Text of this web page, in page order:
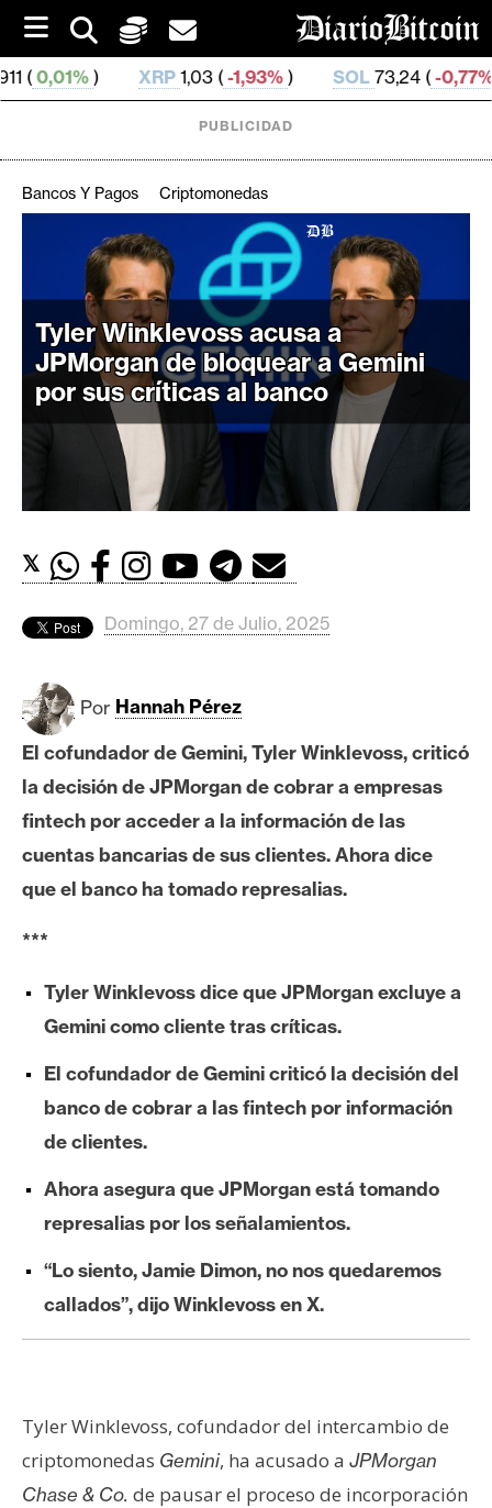
i
p
t
o
XRP1,03 ( -1,93%) SOL73,24 ( -0,77%) TRX
C
r
i
p
t
o
o
i
c
o
i
n
e
r
e
u
m
I
A
A
s
i
s
PUBLICIDAD
Bancos Y Pagos Criptomonedas
Tyler Winklevoss acusa a
JPMorgan de bloquear a Gemini
por sus críticas al banco
𝕏
Domingo, 27 de Julio, 2025
Por Hannah Pérez
El cofundador de Gemini, Tyler Winklevoss, criticó
la decisión de JPMorgan de cobrar a empresas
fintech por acceder a la información de las
cuentas bancarias de sus clientes. Ahora dice
que el banco ha tomado represalias.
***
Tyler Winklevoss dice que JPMorgan excluye a
Gemini como cliente tras críticas.
El cofundador de Gemini criticó la decisión del
banco de cobrar a las fintech por información
de clientes.
Ahora asegura que JPMorgan está tomando
represalias por los señalamientos.
“Lo siento, Jamie Dimon, no nos quedaremos
callados”, dijo Winklevoss en X.
Tyler Winklevoss, cofundador del intercambio de
criptomonedas Gemini, ha acusado a JPMorgan
Chase & Co. de pausar el proceso de incorporación